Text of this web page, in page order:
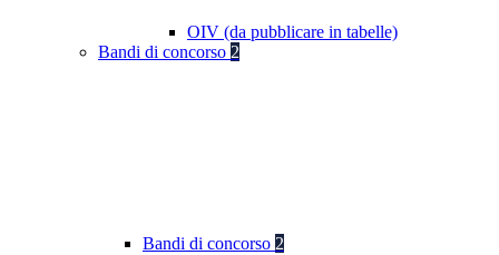
OIV (da pubblicare in tabelle)
Bandi di concorso 2
Bandi di concorso 2